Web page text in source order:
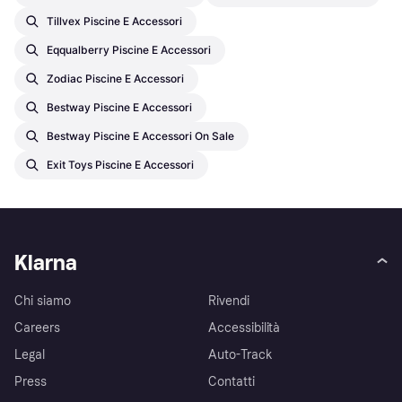
Tillvex Piscine E Accessori
Eqqualberry Piscine E Accessori
Zodiac Piscine E Accessori
Bestway Piscine E Accessori
Bestway Piscine E Accessori On Sale
Exit Toys Piscine E Accessori
Klarna
Chi siamo
Careers
Legal
Press
Rivendi
Accessibilità
Auto-Track
Contatti